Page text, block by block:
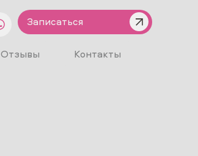
Отзывы Контакты
Записаться